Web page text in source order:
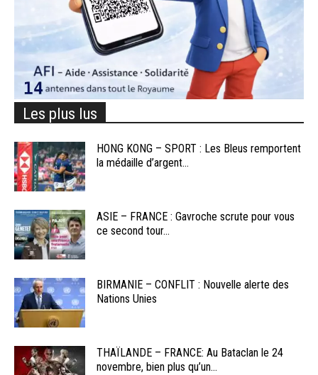
Les plus lus
HONG KONG – SPORT : Les Bleus remportent
la médaille d’argent...
ASIE – FRANCE : Gavroche scrute pour vous
ce second tour...
BIRMANIE – CONFLIT : Nouvelle alerte des
Nations Unies
THAÏLANDE – FRANCE: Au Bataclan le 24
novembre, bien plus qu’un...